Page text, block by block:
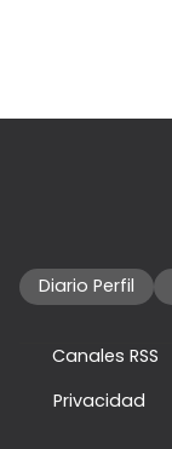
Diario Perfil
Canales RSS
Privacidad